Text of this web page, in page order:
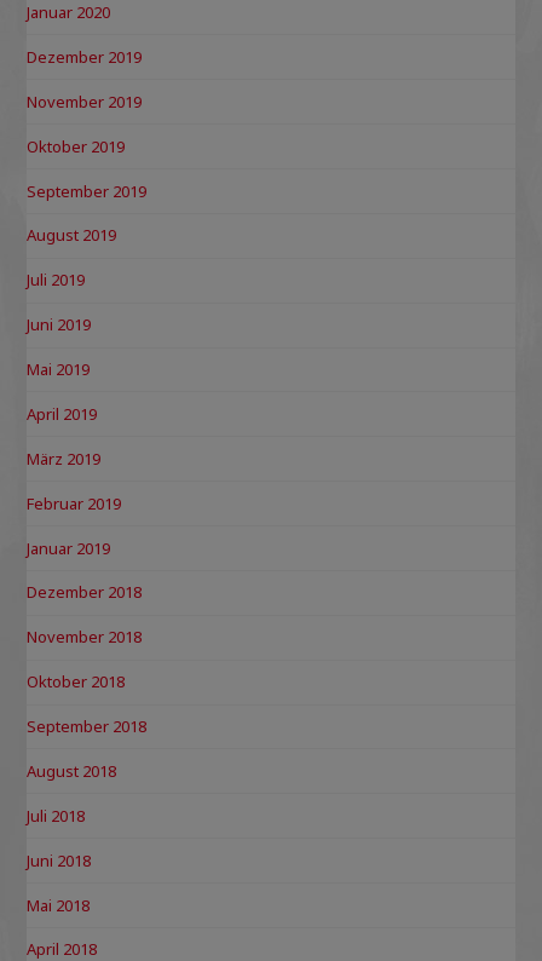
Januar 2020
Dezember 2019
November 2019
Oktober 2019
September 2019
August 2019
Juli 2019
Juni 2019
Mai 2019
April 2019
März 2019
Februar 2019
Januar 2019
Dezember 2018
November 2018
Oktober 2018
September 2018
August 2018
Juli 2018
Juni 2018
Mai 2018
April 2018